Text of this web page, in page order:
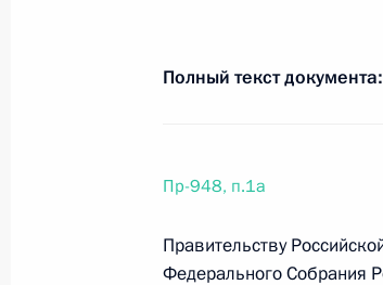
Президент подписал
17 мая 2013 года,
Перечень поручений
Полный текст документа:
Пр-948, п.1а
Правительству
Федерального Собрания